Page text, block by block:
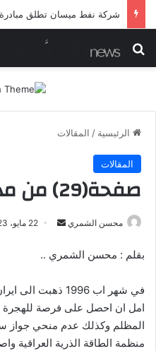
بحث عن
الرئيسية / المقالات
المقالات
صفحة(29) من مذكراتي
محسن الشمري
أرسل
إلكترونيا
22 مايو، 2023
بقلم : محسن الشمري ..
في شهر اب 1996
امل ان احصل على فرصة
المظلم وكذلك عدم منحي
منظمة الطاقة الذرية العراقية